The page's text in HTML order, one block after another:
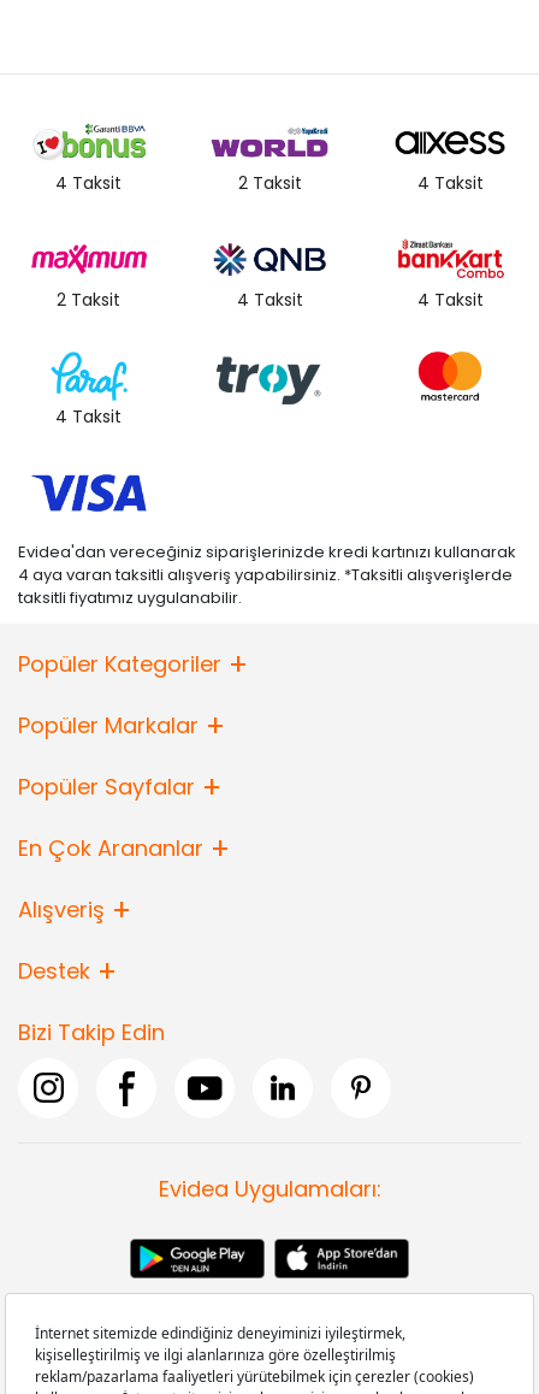
4 Taksit 2 Taksit 4 Taksit
2 Taksit 4 Taksit 4 Taksit
4 Taksit
Evidea'dan vereceğiniz siparişlerinizde kredi kartınızı kullanarak
4 aya varan taksitli alışveriş yapabilirsiniz. *Taksitli alışverişlerde
taksitli fiyatımız uygulanabilir.
Popüler Kategoriler
Popüler Markalar
Popüler Sayfalar
En Çok Arananlar
Alışveriş
Destek
Bizi Takip Edin
Evidea Uygulamaları: